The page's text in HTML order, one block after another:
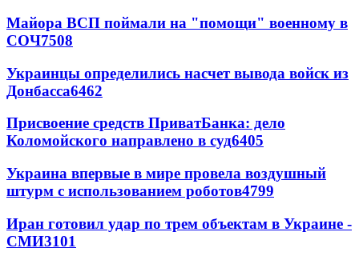
Майора ВСП поймали на "помощи" военному в
СОЧ7508
Украинцы определились насчет вывода войск из
Донбасса6462
Присвоение средств ПриватБанка: дело
Коломойского направлено в суд6405
Украина впервые в мире провела воздушный
штурм с использованием роботов4799
Иран готовил удар по трем объектам в Украине -
СМИ3101